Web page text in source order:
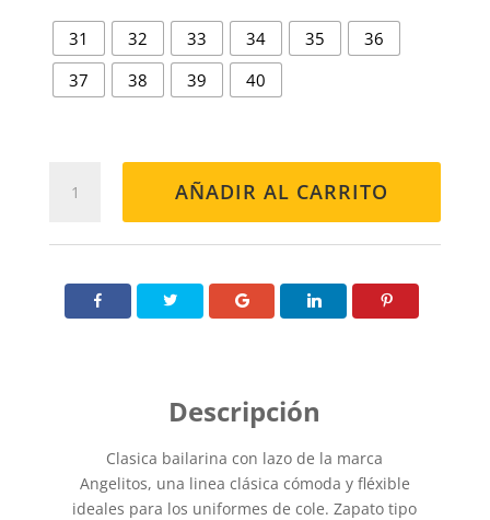
31 32 33 34 35
36
37
38 39 40
cantidad
AÑADIR AL CARRITO
Clasica bailarina con lazo de la marca
Angelitos, una linea clásica cómoda y fléxible
ideales para los uniformes de cole. Zapato tipo